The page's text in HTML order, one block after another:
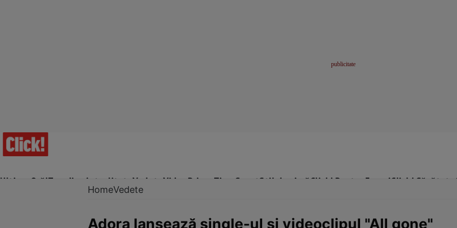
Ultima Oră!Trending Actualitate Vedete Video Prime Time SportStil de viațăClick! Pentru FemeiClick! Sănătate
HomeVedete
Adora lansează single-ul şi videoclipul "All gone"